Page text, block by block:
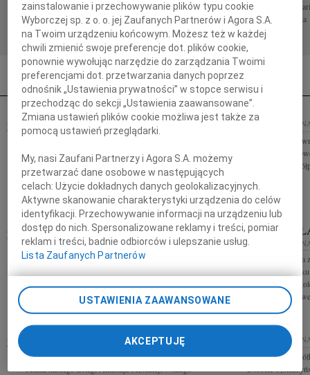
Elżbiety Fikus Osoby o niezwykłej wrażliwości,
mądrości życiowej i pogodzie...
zespołem
Spółka Partnerska
ZYGMUNT KOWALCZYK
27.06.2025POZNAŃ
Zygmunt Kowalczyk profesor ekonomi, wykładowca
wielu uniwersytetów polskich i francuskich, W
smutku pogrążona żona z...
12.06.2025
Patrycji Knapek
współczucia z
wspólnicy i
JERZY KONIECZNY WIEK: 74
11.06.2025POZNAŃ
Z głębokim smutkiem i żalem zawiadamiamy, że 5
czerwca 2025 roku zmarł w wieku 74 lat Prof. dr
hab. Jerzy Konieczny z Uniwersytetu im. Adama
Mickiewicza w Poznaniu. Kierownik...
10.06.2025
Z głębokim
czerwca 2025
Woźniewicz
Neofilologii
Z głębokim smutkiem zawiadamiamy, że zmarła
Mama naszego kolegi Andrzeja Młodziejowskiego
Naszym
Dorocie
zainstalowanie i przechowywanie plików typu cookie
Wyborczej sp. z o. o. jej Zaufanych Partnerów i Agora S.A.
na Twoim urządzeniu końcowym. Możesz też w każdej
chwili zmienić swoje preferencje dot. plików cookie,
ponownie wywołując narzędzie do zarządzania Twoimi
preferencjami dot. przetwarzania danych poprzez
odnośnik „Ustawienia prywatności” w stopce serwisu i
przechodząc do sekcji „Ustawienia zaawansowane”.
Zmiana ustawień plików cookie możliwa jest także za
pomocą ustawień przeglądarki.
My, nasi Zaufani Partnerzy i Agora S.A. możemy
przetwarzać dane osobowe w następujących
celach:Użycie dokładnych danych geolokalizacyjnych.
Aktywne skanowanie charakterystyki urządzenia do celów
identyfikacji. Przechowywanie informacji na urządzeniu lub
dostęp do nich. Spersonalizowane reklamy i treści, pomiar
reklam i treści, badnie odbiorców i ulepszanie usług.
Lista Zaufanych Partnerów
USTAWIENIA ZAAWANSOWANE
AKCEPTUJĘ